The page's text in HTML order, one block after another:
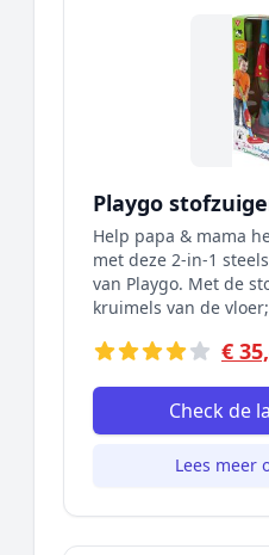
Playgo
Help papa & mama
met deze 2-in-1
van Playgo. Met de
kruimels van de
€
Check de
Lees meer